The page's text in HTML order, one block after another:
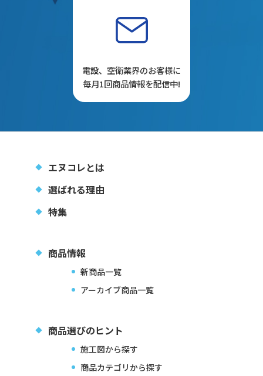
電設、空衛業界のお客様に
毎月1回商品情報を配信中!
エヌコレとは
選ばれる理由
特集
商品情報
新商品一覧
アーカイブ商品一覧
商品選びのヒント
施工図から探す
商品カテゴリから探す